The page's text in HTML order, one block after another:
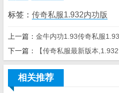
标签： 传奇私服1.932内功版
上一篇： 金牛内功1.93传奇私服
下一篇：
【传奇私服最新版本
相关推荐